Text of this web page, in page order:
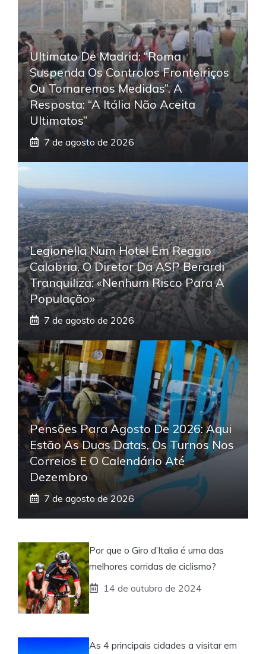
Ultimato De Madrid: “Roma
Suspenda Os Controlos Fronteiriços
Ou Tomaremos Medidas”. A
Resposta: “A Itália Não Aceita
Ultimatos”
7 de agosto de 2026
Legionella Num Hotel Em Reggio
Calabria, O Diretor Da ASP Berardi
Tranquiliza: «Nenhum Risco Para A
População»
7 de agosto de 2026
Pensões Para Agosto De 2026: Aqui
Estão As Duas Datas, Os Turnos Nos
Correios E O Calendário Até
Dezembro
7 de agosto de 2026
Por que o Giro d’Italia é uma das
melhores corridas de ciclismo?
14 de outubro de 2024
As 4 principais cidades a visitar em